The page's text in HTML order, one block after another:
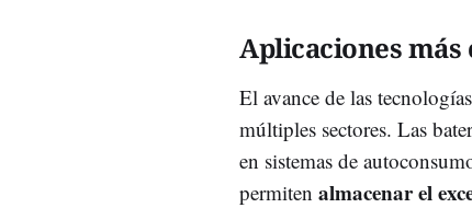
Aplicaciones
El avance de las
múltiples sectores. Las
en sistemas de
permiten almacenar el